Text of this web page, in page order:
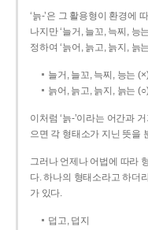
‘늙-’은 그 활용형이 환경에
나지만 ‘늘거, 늘꼬, 늑찌, 능
정하여 ‘늙어, 늙고, 늙지, 늙
늘거, 늘꼬, 늑찌, 능는
늙어, 늙고, 늙지, 늙는
이처럼 ‘늙-­’이라는 어간과
으면 각 형태소가 지닌 뜻을
그러나 언제나 어법에 따라
다. 하나의 형태소라고 하더
가 있다.
덥고, 덥지